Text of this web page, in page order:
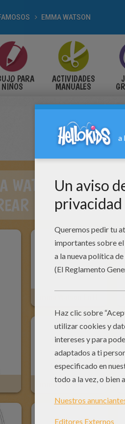
EMMA WATSON
PARA
NIÑOS
ACTIVIDADES
MANUALES
WATSON PARA
Emma Watson En Hermione Granger